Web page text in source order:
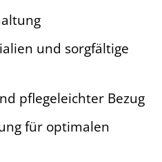
und sorgfältige
pflegeleichter Bezug
für optimalen